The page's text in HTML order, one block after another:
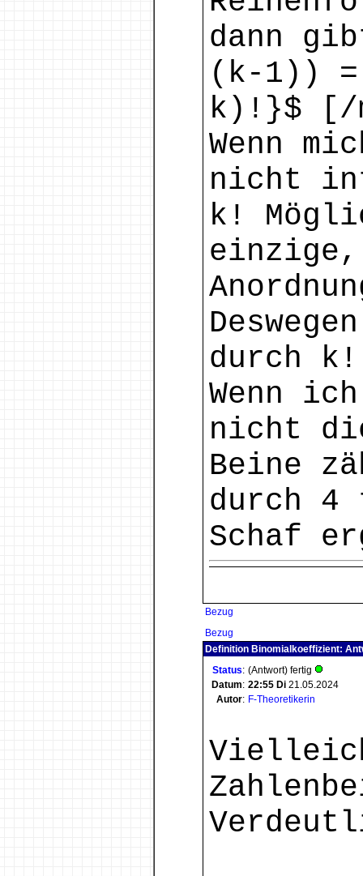
dann
(k-1))
k)!}$ [/
Wenn
nicht
k!
einzige,
durch
Wenn
nicht
Beine
durch
Schaf
Bezug
Bezug
Definition Binomialkoeffizient:
Status: (Antwort) fertig
Datum: 22:55 Di 21.05.2024
Autor: F-Theoretikerin